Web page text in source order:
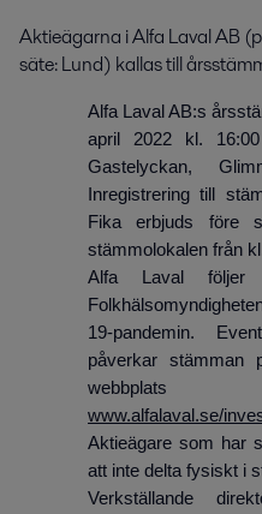
Aktieägarna i Alfa Laval AB
säte: Lund) kallas till
Alfa Laval AB:s
april 2022 kl.
Gastelyckan,
Inregistrering till
Fika erbjuds före
stämmolokalen från
Alfa Laval följer
19-pandemin.
påverkar stämman
webbplats
www.alfalaval.se/
Aktieägare som har
att inte delta fysiskt i
Verkställande